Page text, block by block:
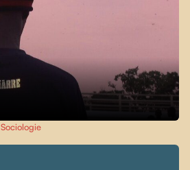
Sociologie